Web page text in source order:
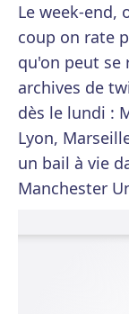
Le week-end,
coup on rate
qu'on peut se
archives de
dès le lundi :
Lyon,
un bail à vie
Manchester